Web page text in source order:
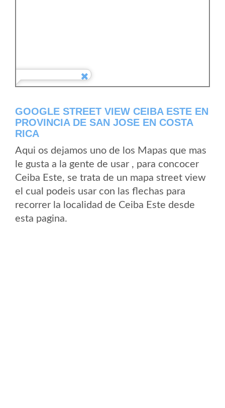
GOOGLE STREET VIEW CEIBA ESTE EN
PROVINCIA DE SAN JOSE EN COSTA
RICA
Aqui os dejamos uno de los Mapas que mas
le gusta a la gente de usar , para concocer
Ceiba Este, se trata de un mapa street view
el cual podeis usar con las flechas para
recorrer la localidad de Ceiba Este desde
esta pagina.